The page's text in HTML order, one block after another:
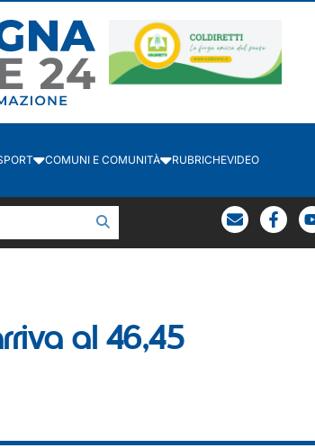
COMUNI E COMUNITÀ RUBRICHEVIDEO
al 46,45